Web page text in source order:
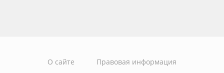
О сайте
Правовая информация